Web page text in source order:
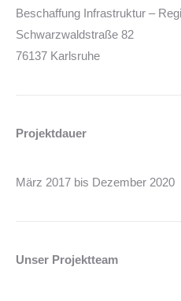
Beschaffung Infrastruktur –
Schwarzwaldstraße 82
76137 Karlsruhe
Projektdauer
März 2017 bis Dezember 2020
Unser Projektteam